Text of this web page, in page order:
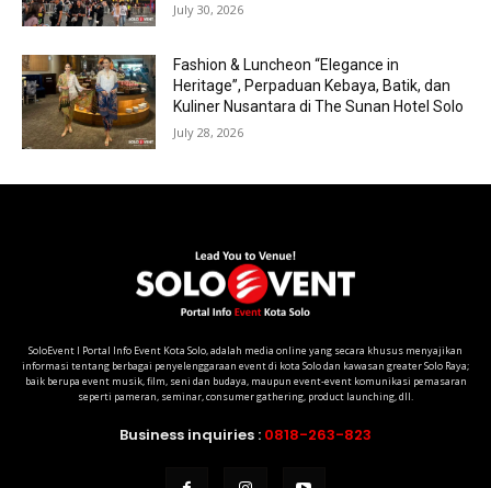
July 30, 2026
Fashion & Luncheon “Elegance in
Heritage”, Perpaduan Kebaya, Batik, dan
Kuliner Nusantara di The Sunan Hotel Solo
July 28, 2026
SoloEvent I Portal Info Event Kota Solo, adalah media online yang secara khusus menyajikan
informasi tentang berbagai penyelenggaraan event di kota Solo dan kawasan greater Solo Raya;
baik berupa event musik, film, seni dan budaya, maupun event-event komunikasi pemasaran
seperti pameran, seminar, consumer gathering, product launching, dll.
Business inquiries : 0818-263-823